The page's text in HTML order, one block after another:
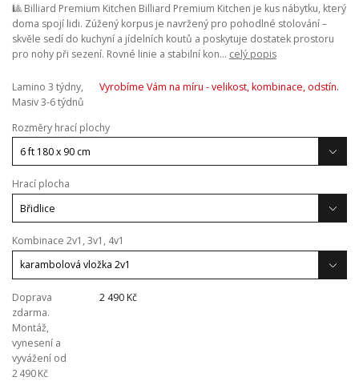
🎱 Billiard Premium Kitchen Billiard Premium Kitchen je kus nábytku, který
doma spojí lidi. Zúžený korpus je navržený pro pohodlné stolování –
skvěle sedí do kuchyní a jídelních koutů a poskytuje dostatek prostoru
pro nohy při sezení. Rovné linie a stabilní kon... celý popis
Lamino 3 týdny,
Masiv 3-6 týdnů
Vyrobíme Vám na míru - velikost, kombinace, odstín.
Rozměry hrací plochy
Hrací plocha
Kombinace 2v1, 3v1, 4v1
Doprava
zdarma.
Montáž,
vynesení a
vyvážení od
2 490 Kč
2 490 Kč